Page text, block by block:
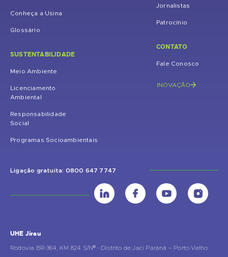
Conheça a Usina
Glossário
SUSTENTABILIDADE
Meio Ambiente
Licenciamento
Ambiental
Responsabilidade
Social
Programas Socioambientais
Jornalistas
Patrocínio
CONTATO
Fale Conosco
INOVAÇÃO
Ligação gratuita: 0800 647 7747
UHE Jirau
Rodovia BR-364, KM 824 S/Nº - Distrito de Jaci Paraná – Porto Velho